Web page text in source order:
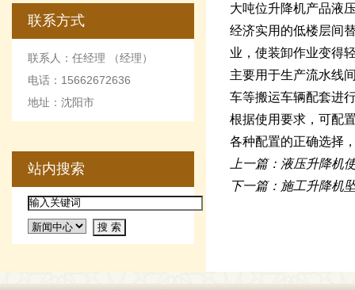
联系方式
联系人：任经理 （经理）
电话：15662672636
地址：沈阳市
站内搜索
大吨位升降机产品液
经济实用的低楼层间
业，使装卸作业变得
主要用于生产流水线
车等搬运车辆配套进
根据使用要求，可配
各种配置的正确选择
上一篇：液压升降机
下一篇：施工升降机